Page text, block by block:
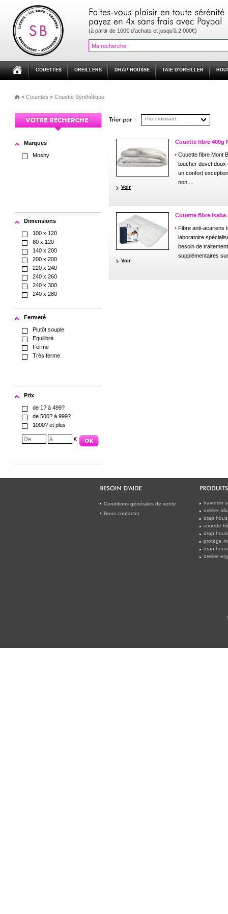
(à partir de 100€ d'achats et jusqu'à 2 000€)
COUETTES OREILLERS DRAP HOUSSE TAIE D'OREILLER
> Couettes > Couette Synthétique
Marques
Moshy
Dimensions
100 x 120
80 x 120
140 x 200
200 x 200
220 x 240
240 x 260
240 x 300
240 x 280
Fermeté
Plutôt souple
Equilibré
Ferme
Très ferme
Prix
de 1? à 499?
de 500? à 999?
1000? et plus
€
Prix croissant
Voir
Couette fibre 400g
Couette fibre Mont
toucher duvet doux
un confort
non ...
Voir
Couette fibre Isaba
Fibre anti-acariens
laboratoire
besoin de
supplémentaires
Conditions générales de vente
Nous contacter
traversin
oreiller
drap
couette
drap
protège
drap
oreiller